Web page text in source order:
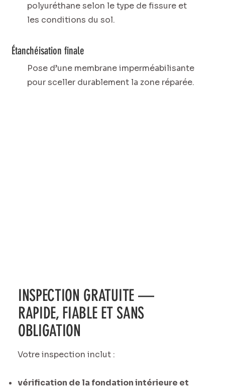
polyuréthane selon le type de fissure et
les conditions du sol.
Étanchéisation finale
Pose d’une membrane imperméabilisante
pour sceller durablement la zone réparée.
INSPECTION GRATUITE —
RAPIDE, FIABLE ET SANS
OBLIGATION
Votre inspection inclut :
vérification de la fondation intérieure et